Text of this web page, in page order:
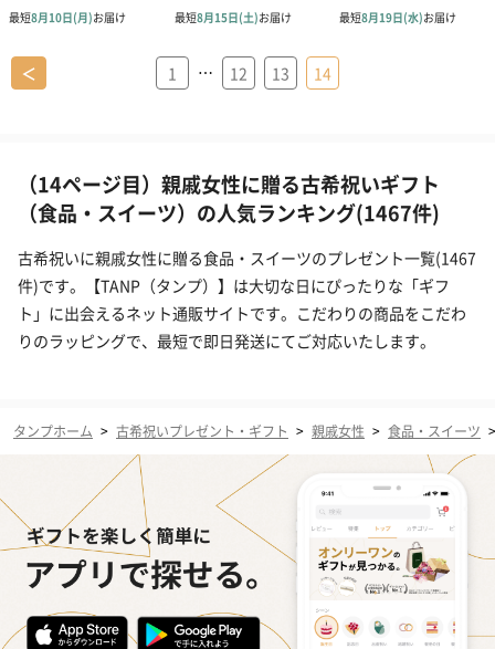
＜ 1 … 12 13 14
（14ページ目）親戚女性に贈る古希祝いギフト
（食品・スイーツ）の人気ランキング(1467件)
古希祝いに親戚女性に贈る食品・スイーツのプレゼント一覧(1467
件)です。【TANP（タンプ）】は大切な日にぴったりな「ギフ
ト」に出会えるネット通販サイトです。こだわりの商品をこだわ
りのラッピングで、最短で即日発送にてご対応いたします。
タンプホーム > 古希祝いプレゼント・ギフト > 親戚女性 > 食品・スイーツ